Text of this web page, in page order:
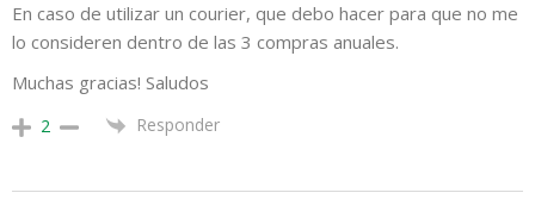
En caso de utilizar un courier, que debo hacer para que no me
lo consideren dentro de las 3 compras anuales.
Muchas gracias! Saludos
2 Responder